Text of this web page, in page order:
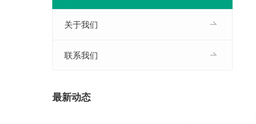
关于我们
联系我们
最新动态